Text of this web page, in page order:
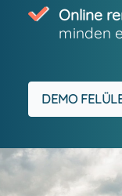
Online
minden
DEMO